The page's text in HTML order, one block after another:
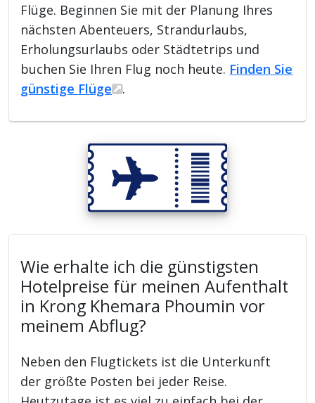
Flüge. Beginnen Sie mit der Planung Ihres
nächsten Abenteuers, Strandurlaubs,
Erholungsurlaubs oder Städtetrips und
buchen Sie Ihren Flug noch heute. Finden Sie
günstige Flüge
.
Wie erhalte ich die günstigsten
Hotelpreise für meinen Aufenthalt
in Krong Khemara Phoumin vor
meinem Abflug?
Neben den Flugtickets ist die Unterkunft
der größte Posten bei jeder Reise.